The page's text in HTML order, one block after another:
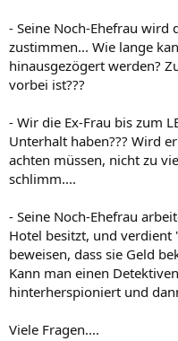
- Seine Noch-Ehefrau wird
zustimmen... Wie lange
hinausgezögert werden?
vorbei ist???
- Wir die Ex-Frau bis zum
Unterhalt haben??? Wird
achten müssen, nicht zu
schlimm....
- Seine Noch-Ehefrau
Hotel besitzt, und verdient
beweisen, dass sie Geld
Kann man einen
hinterherspioniert und
Viele Fragen....